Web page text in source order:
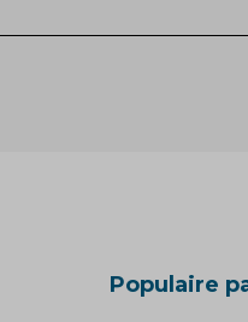
Populaire